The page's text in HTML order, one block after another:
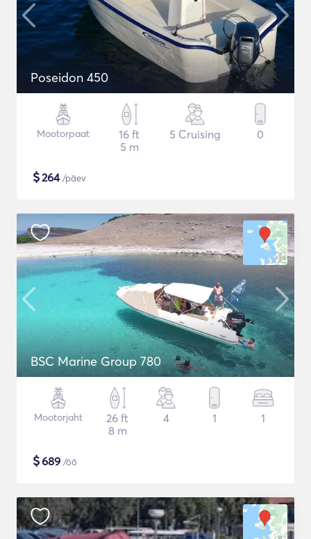
Poseidon 450
Mootorpaat
16 ft
5 m
5 Cruising 0
$264/päev
BSC Marine Group 780
Mootorjaht
26 ft
8 m
4 1 1
$689 /öö